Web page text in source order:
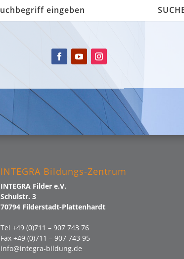
INTEGRA Bildungs-Zentrum
INTEGRA Filder e.V.
Schulstr. 3
70794 Filderstadt-Plattenhardt
Tel +49 (0)711 – 907 743 76
Fax +49 (0)711 – 907 743 95
info@integra-bildung.de